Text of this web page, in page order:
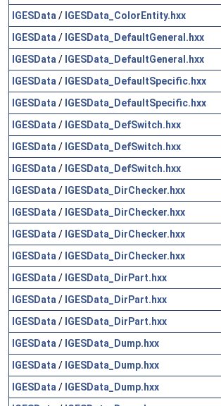
IGESData / IGESData_ColorEntity.hxx
IGESData / IGESData_DefaultGeneral.hxx
IGESData / IGESData_DefaultGeneral.hxx
IGESData / IGESData_DefaultSpecific.hxx
IGESData / IGESData_DefaultSpecific.hxx
IGESData / IGESData_DefSwitch.hxx
IGESData / IGESData_DefSwitch.hxx
IGESData / IGESData_DefSwitch.hxx
IGESData / IGESData_DirChecker.hxx
IGESData / IGESData_DirChecker.hxx
IGESData / IGESData_DirChecker.hxx
IGESData / IGESData_DirChecker.hxx
IGESData / IGESData_DirPart.hxx
IGESData / IGESData_DirPart.hxx
IGESData / IGESData_DirPart.hxx
IGESData / IGESData_Dump.hxx
IGESData / IGESData_Dump.hxx
IGESData / IGESData_Dump.hxx